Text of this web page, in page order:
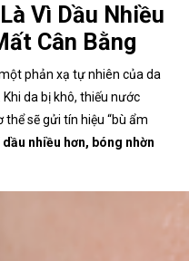
Vì Dầu Nhiều
Cân Bằng
phản xạ tự nhiên của da
. Khi da bị khô, thiếu nước
sẽ gửi tín hiệu “bù ẩm
dầu nhiều hơn, bóng nhờn